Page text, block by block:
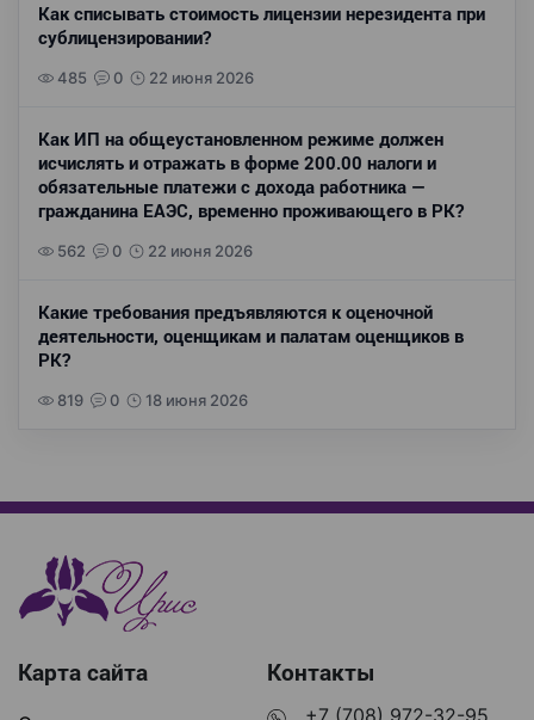
Как списывать стоимость лицензии нерезидента при
сублицензировании?
485 0 22 июня 2026
Как ИП на общеустановленном режиме должен
исчислять и отражать в форме 200.00 налоги и
обязательные платежи с дохода работника —
гражданина ЕАЭС, временно проживающего в РК?
562 0 22 июня 2026
Какие требования предъявляются к оценочной
деятельности, оценщикам и палатам оценщиков в
РК?
819 0 18 июня 2026
Карта сайта Контакты